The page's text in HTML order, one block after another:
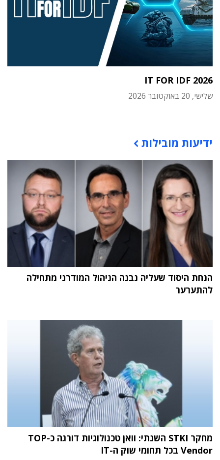
IT FOR IDF 2026
שלישי, 20 באוקטובר 2026
ידיעות מובילות
הנחת היסוד שעליה נבנה הניהול המודרני מתחילה
להתערער
מחקר STKI השנתי: וואן טכנולוגיות דורגה כ-TOP
Vendor בכל תחומי שוק ה-IT